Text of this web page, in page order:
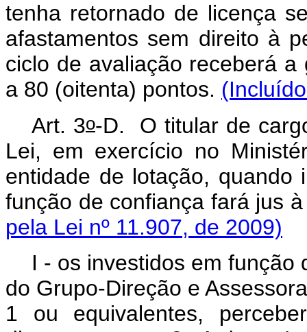
tenha retornado de licença
afastamentos sem direito à
ciclo de avaliação receberá
a 80 (oitenta) pontos.
Art. 3o-D. O titular de
Lei, em exercício no
entidade de lotação, quando
função de confiança fará jus
pela Lei nº 11.907, de 2009)
I - os investidos em função
do Grupo-Direção e
1 ou equivalentes,